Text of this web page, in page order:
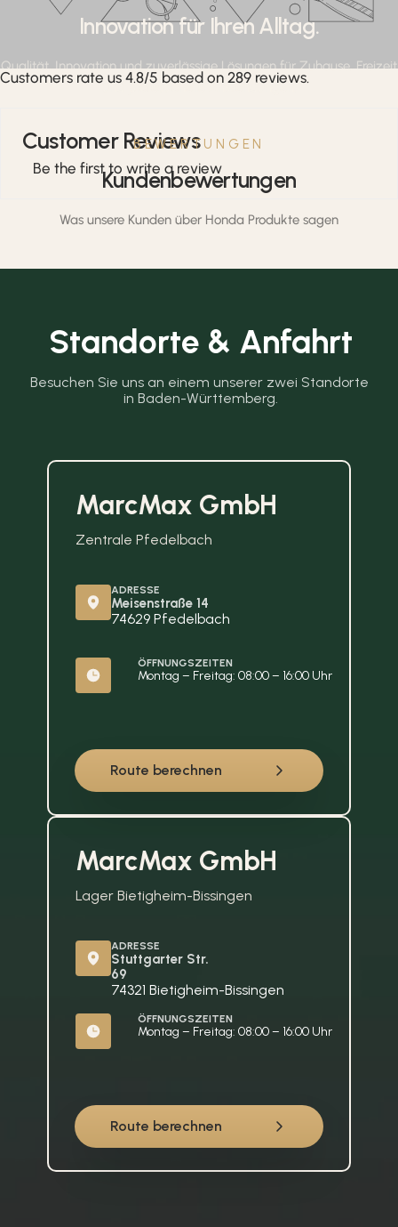
Innovation für Ihren Alltag.
Qualität, Innovation und zuverlässige Lösungen für Zuhause, Freizeit
und professionelle Anwendungen.
BEWERTUNGEN
Kundenbewertungen
Was unsere Kunden über Honda Produkte sagen
Customers rate us 4.8/5 based on 289 reviews.
Customer Reviews
Be the first to write a review
Standorte & Anfahrt
Besuchen Sie uns an einem unserer zwei Standorte
in Baden-Württemberg.
MarcMax GmbH
Zentrale Pfedelbach
Route berechnen
ADRESSE
Meisenstraße 14
74629 Pfedelbach
ÖFFNUNGSZEITEN
Montag – Freitag: 08:00 – 16:00 Uhr
MarcMax GmbH
Lager Bietigheim-Bissingen
Route berechnen
ADRESSE
Stuttgarter Str.
69
74321 Bietigheim-Bissingen
ÖFFNUNGSZEITEN
Montag – Freitag: 08:00 – 16:00 Uhr